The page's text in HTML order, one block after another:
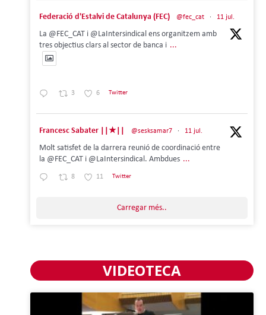
Federació d'Estalvi de Catalunya (FEC) @fec_cat · 11 jul.
La @FEC_CAT i @LaIntersindical ens organitzem amb
tres objectius clars al sector de banca i ...
3 6 Twitter
Francesc Sabater ||★|| @sesksamar7 · 11 jul.
Molt satisfet de la darrera reunió de coordinació entre
la @FEC_CAT i @LaIntersindical. Ambdues ...
8 11 Twitter
Carregar més..
VIDEOTECA